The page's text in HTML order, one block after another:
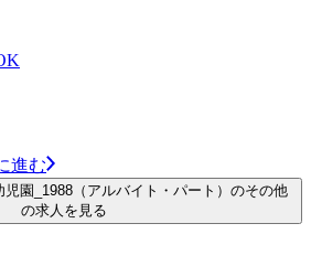
進む
園_1988（アルバイト・パート）のその他
の求人を見る